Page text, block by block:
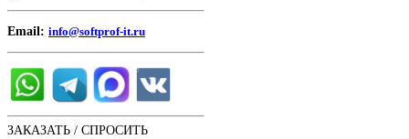
Email: info@softprof-it.ru
ЗАКАЗАТЬ / СПРОСИТЬ